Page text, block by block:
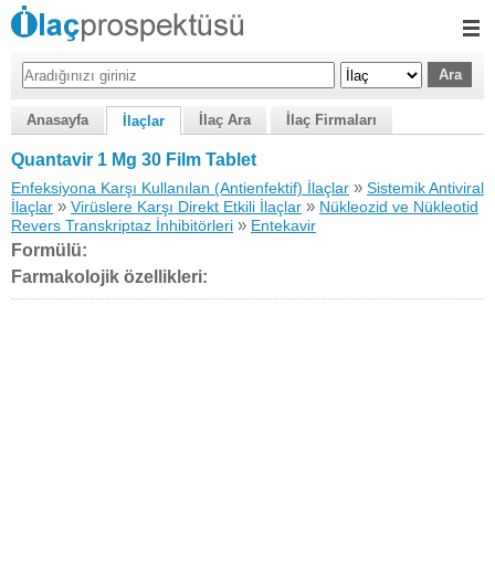
Anasayfa İlaçlar İlaç Ara İlaç Firmaları
Quantavir 1 Mg 30 Film Tablet
Enfeksiyona Karşı Kullanılan (Antienfektif) İlaçlar » Sistemik Antiviral
İlaçlar » Virüslere Karşı Direkt Etkili İlaçlar » Nükleozid ve Nükleotid
Revers Transkriptaz İnhibitörleri » Entekavir
Formülü:
Farmakolojik özellikleri: